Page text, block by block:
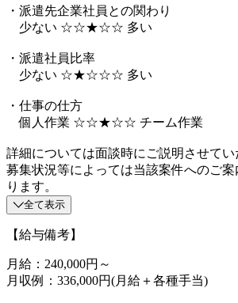
・派遣先企業社員との関わり
少ない ☆☆★☆☆ 多い
・派遣社員比率
少ない ☆★☆☆☆ 多い
・仕事の仕方
個人作業 ☆☆★☆☆ チーム作業
詳細については面談時にご説明させてい
募集状況等によっては当該案件へのご
ります。
全て表示
【給与備考】
月給：240,000円～
月収例：336,000円(月給＋各種手当)